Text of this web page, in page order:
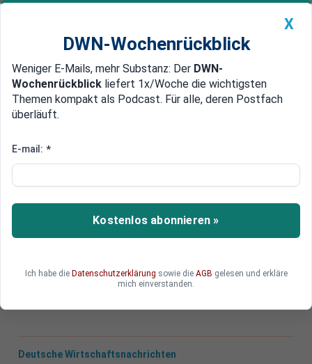
Newsticker MEIN DWN: Geldanlage Premium
Edelmetalle DWN-Magazin China
Brandenburg-Wahl: Für Scholz
- nur für Dietmar Woidke
Europa, Thüringen, Sachsen: Aus den letzten drei
Wahlen ist die Ampel ziemlich ramponiert
allem für die SPD um viel. Und danach beginnt
schon bald der Bundestagswahlkampf.
Deutsche Wirtschaftsnachrichten
X
DWN-Wochenrückblick
Weniger E-Mails, mehr Substanz: Der DWN-
Wochenrückblick liefert 1x/Woche die wichtigsten
Themen kompakt als Podcast. Für alle, deren Postfach
überläuft.
E-mail: *
Kostenlos abonnieren »
Ich habe die Datenschutzerklärung sowie die AGB gelesen und erkläre
mich einverstanden.